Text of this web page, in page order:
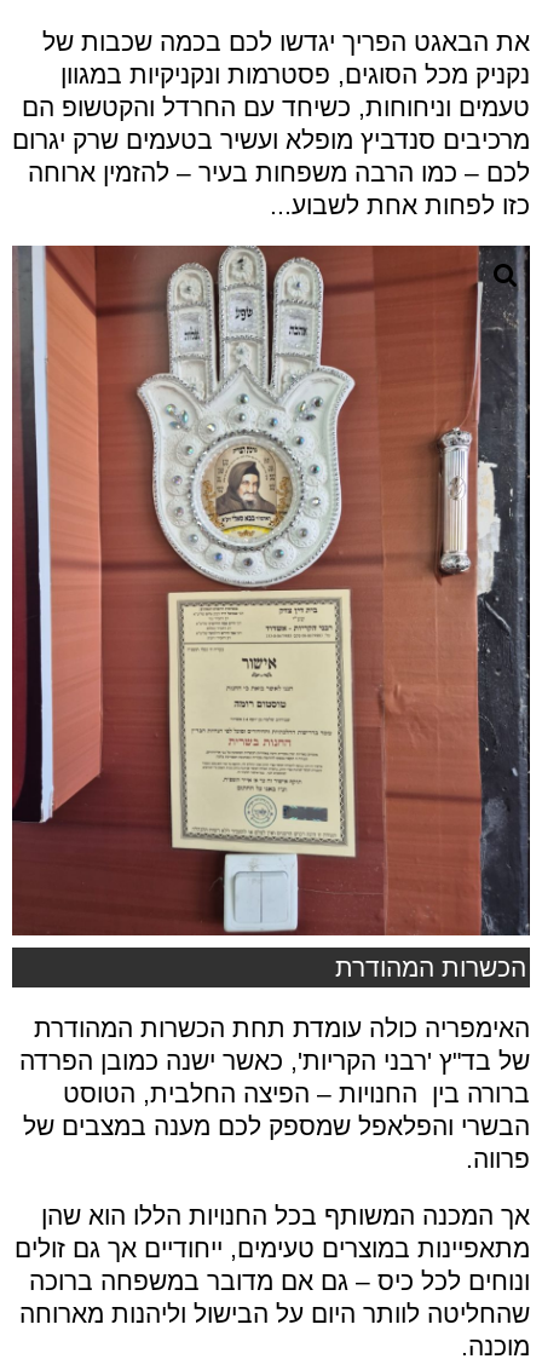
את הבאגט הפריך יגדשו לכם בכמה שכבות של
נקניק מכל הסוגים, פסטרמות ונקניקיות במגוון
טעמים וניחוחות, כשיחד עם החרדל והקטשופ הם
מרכיבים סנדביץ מופלא ועשיר בטעמים שרק יגרום
לכם – כמו הרבה משפחות בעיר – להזמין ארוחה
כזו לפחות אחת לשבוע...
הכשרות המהודרת
האימפריה כולה עומדת תחת הכשרות המהודרת
של בד"ץ 'רבני הקריות', כאשר ישנה כמובן הפרדה
ברורה בין החנויות – הפיצה החלבית, הטוסט
הבשרי והפלאפל שמספק לכם מענה במצבים של
פרווה.
אך המכנה המשותף בכל החנויות הללו הוא שהן
מתאפיינות במוצרים טעימים, ייחודיים אך גם זולים
ונוחים לכל כיס – גם אם מדובר במשפחה ברוכה
שהחליטה לוותר היום על הבישול וליהנות מארוחה
מוכנה.